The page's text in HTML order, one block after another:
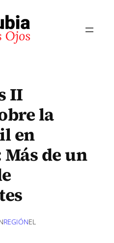
II
la
en
de un
REGIÓNEL